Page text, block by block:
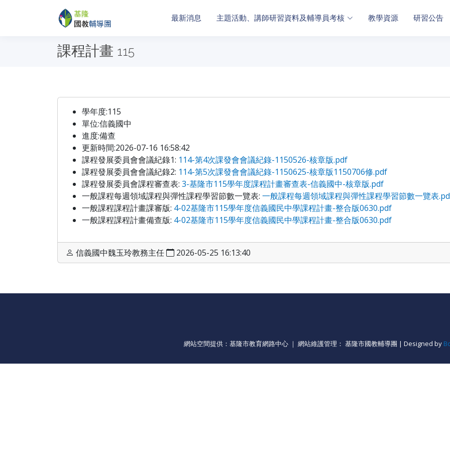
最新消息 主題活動、講師研習資料及輔導員考核 教學資源 研習公告
課程計畫 115
學年度:115
單位:信義國中
進度:備查
更新時間:2026-07-16 16:58:42
課程發展委員會會議紀錄1: 114-第4次課發會會議紀錄-1150526-核章版.pdf
課程發展委員會會議紀錄2: 114-第5次課發會會議紀錄-1150625-核章版1150706修.pdf
課程發展委員會課程審查表: 3-基隆市115學年度課程計畫審查表-信義國中-核章版.pdf
一般課程每週領域課程與彈性課程學習節數一覽表: 一般課程每週領域課程與彈性課程學習節數一覽表
一般課程課程計畫課審版: 4-02基隆市115學年度信義國民中學課程計畫-整合版0630.pdf
一般課程課程計畫備查版: 4-02基隆市115學年度信義國民中學課程計畫-整合版0630.pdf
信義國中魏玉玲教務主任 2026-05-25 16:13:40
網站空間提供：基隆市教育網路中心 ｜ 網站維護管理： 基隆市國教輔導團 | Designed by